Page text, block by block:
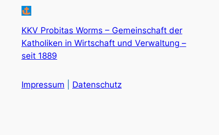
KKV Probitas Worms – Gemeinschaft der
Katholiken in Wirtschaft und Verwaltung –
seit 1889
Impressum Datenschutz